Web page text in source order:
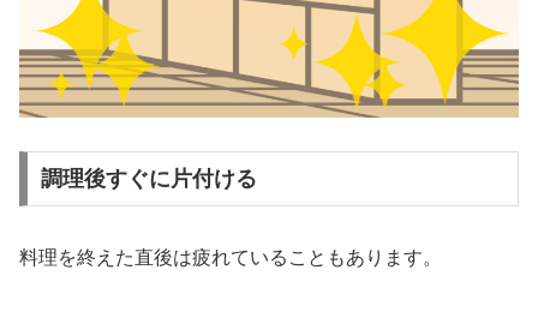
調理後すぐに片付ける
料理を終えた直後は疲れていることもあります。